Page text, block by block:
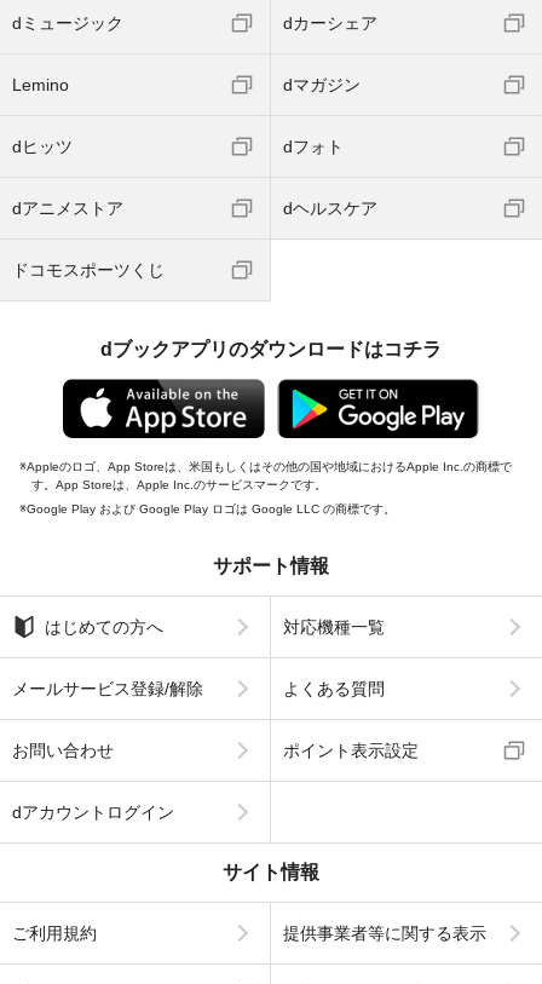
dミュージック dカーシェア
Lemino dマガジン
dヒッツ dフォト
dアニメストア dヘルスケア
ドコモスポーツくじ
dブックアプリのダウンロードはコチラ
Appleのロゴ、App Storeは、米国もしくはその他の国や地域におけるApple Inc.の商標で
す。App Storeは、Apple Inc.のサービスマークです。
Google Play および Google Play ロゴは Google LLC の商標です。
サポート情報
はじめての方へ 対応機種一覧
メールサービス登録/解除 よくある質問
お問い合わせ ポイント表示設定
dアカウントログイン
サイト情報
ご利用規約 提供事業者等に関する表示